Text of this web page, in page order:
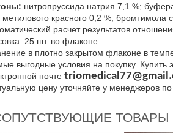
нитропруссида натрия 7,1 %;
метилового красного 0,2 %; бромтимола
расчет результатов
25 шт. во флаконе.
в плотно закрытом флаконе в
выгодные условия на покупку.
почте
цену уточняйте у менеджеров
ТОВАРЫ